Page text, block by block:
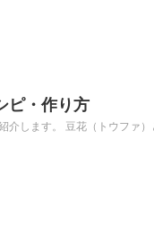
ピ・作り方
介します。 豆花（トウファ